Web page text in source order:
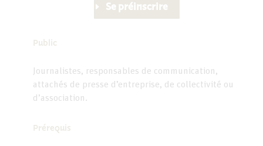
Se préinscrire
Public
Journalistes, responsables de communication,
attachés de presse d’entreprise, de collectivité ou
d’association.
Prérequis